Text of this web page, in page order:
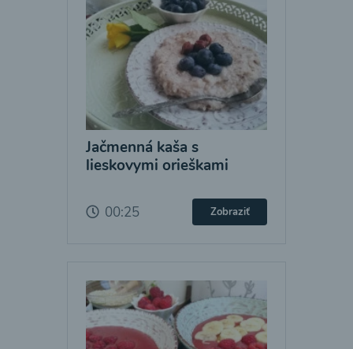
Jačmenná kaša s
lieskovymi orieškami
00:25 Zobraziť